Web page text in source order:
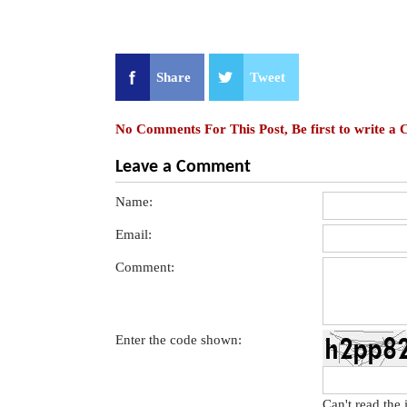
Share Tweet
No Comments For This Post, Be first to write a
Leave a Comment
Name:
Email:
Comment:
Enter the code shown: